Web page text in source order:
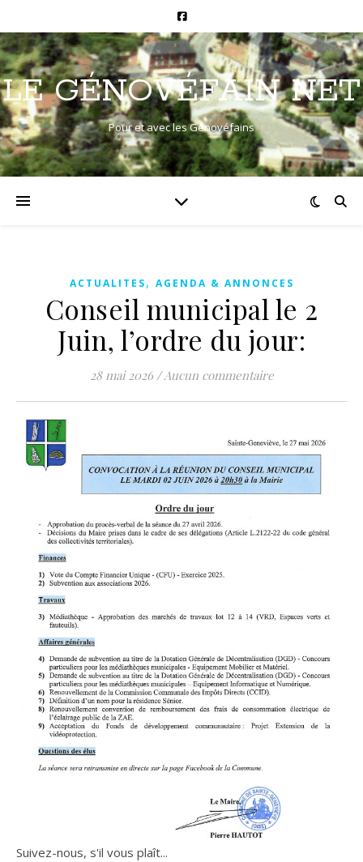
LE GÉNOVÉFAIN NET
Pour et avec les Génovéfains
ACTUALITES, AGENDA & ANNONCES
Conseil municipal le 2
Juin, l’ordre du jour:
28 mai 2026 /Aucun commentaire
Suivez-nous, s'il vous plaît...